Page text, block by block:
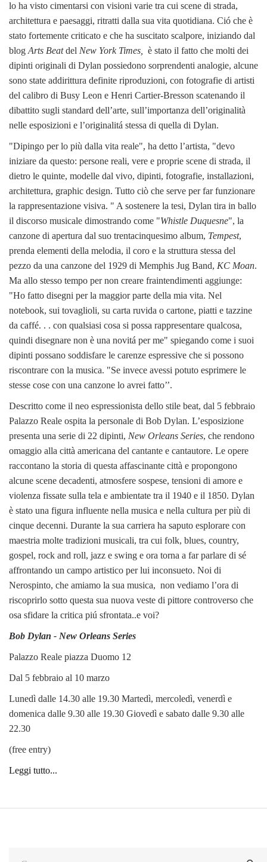
lo ha visto cimentarsi con visioni varie tra cui scene di strada,
architettura e paesaggi, ritratti dalla sua vita quotidiana. Ció che è
stato fortemente criticato e che ha suscitato scalpore, iniziando dal
blog Arts Beatdel New York Times, è stato il fatto che molti dei
dipinti originali di Dylan possiedono sorprendenti analogie, alcune
sono state addirittura definite riproduzioni, con fotografie di artisti
del calibro di Busy Leon e Henri Cartier-Bresson scatenando il
dibattito sugli standard dell’arte, sull’importanza dell’originalità
nelle esposizioni e l’originalitá stessa di quella di Dylan.
"Dipingo per lo più dalla vita reale", ha detto l’artista, "devo
iniziare da questo: persone reali, vere e proprie scene di strada, il
dietro le quinte, modelle dal vivo, dipinti, fotografie, installazioni,
architettura, graphic design. Tutto ciò che serve per far funzionare
la rappresentazione visiva. " A sostenere la tesi, Dylan tira in ballo
il discorso musicale dimostrando come "Whistle Duquesne", la
canzone di apertura dal suo trentacinquesimo album, Tempest,
prenda elementi della melodia, il coro e la struttura stessa del
pezzo da una canzone del 1929 di Memphis Jug Band, KC Moan.
Ma allo stesso tempo per non creare fraintendimenti aggiunge:
"Ho fatto disegni per la maggior parte della mia vita. Nel
notebook, sui tovaglioli, su carta ruvida o cartone, piatti e tazzine
da caffé. . . con qualsiasi cosa si possa rappresentare qualcosa,
quindi disegnare non è una novitá per me" spiegando come i suoi
dipinti possano soddisfare le carenze espressive che si possono
riscontrare con la musica. "Se invece avessi potuto esprimere le
stesse cose con una canzone lo avrei fatto’’.
Descritto come il neo espressionista dello stile beat, dal 5 febbraio
Palazzo Reale ospita la personale di Bob Dylan. L’esposizione
presenta una serie di 22 dipinti, New Orleans Series, che rendono
omaggio alla città americana del cantante e cantautore. Le opere
raccontano la storia di questa affascinante città e propongono
alcune scene decadenti, atmosfere sospese, tensioni di amore e
violenza fissate sulla tela e ambientate tra il 1940 e il 1850. Dylan
è stato una figura influente nella musica e nella cultura per più di
cinque decenni. Durante la sua carriera ha saputo esplorare con
maestria molte tradizioni musicali, tra cui folk, blues, country,
gospel, rock and roll, jazz e swing e ora torna a far parlare di sé
affrontando un campo artistico per lui inconsueto. Noi di
Nerospinto, che amiamo la sua musica, non vediamo l’ora di
riscoprirlo sotto questa sua nuova veste di pittore controverso che
osa sfidare la critica piú sfrontata..e voi?
Bob Dylan - New Orleans Series
Palazzo Reale piazza Duomo 12
Dal 5 febbraio al 10 marzo
Lunedì dalle 14.30 alle 19.30 Martedì, mercoledì, venerdì e
domenica dalle 9.30 alle 19.30 Giovedì e sabato dalle 9.30 alle
22.30
(free entry)
Leggi tutto...